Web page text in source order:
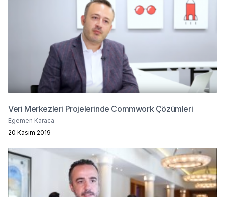
Veri Merkezleri Projelerinde Commwork Çözümleri
Egemen Karaca
20 Kasım 2019